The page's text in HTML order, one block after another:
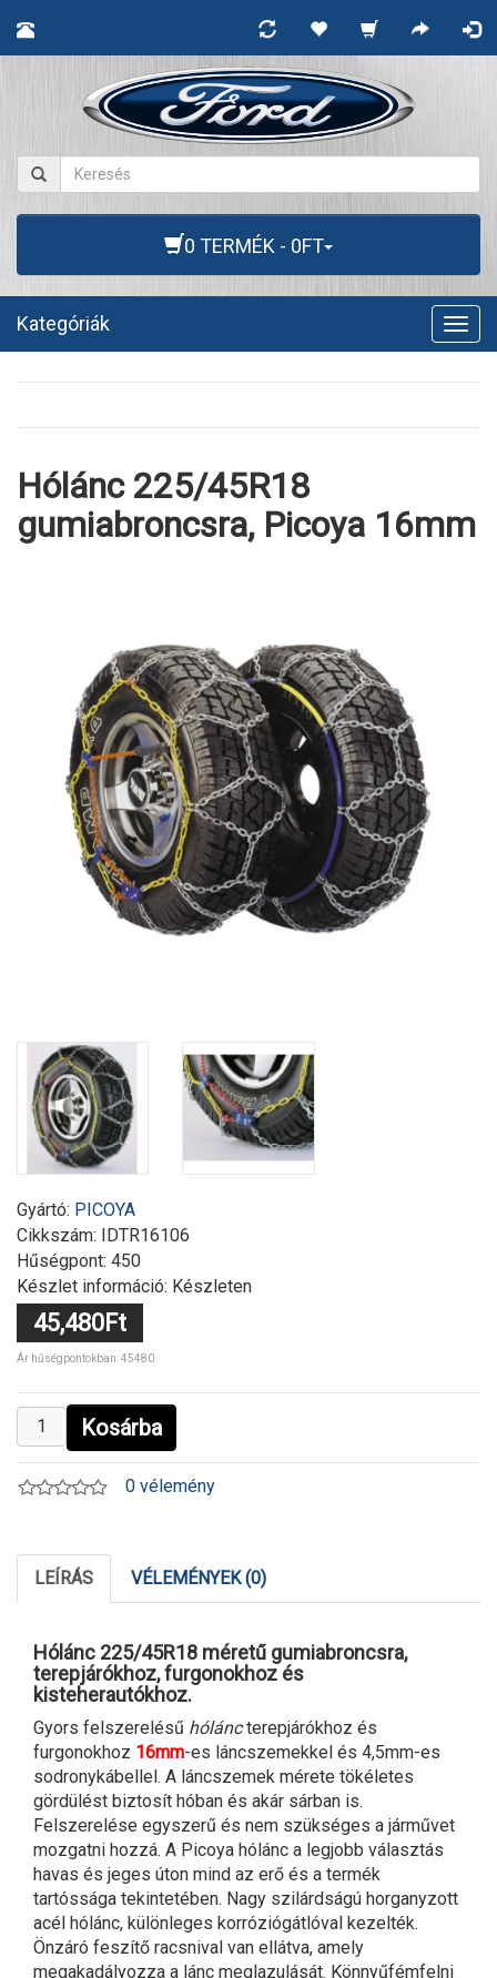
0 TERMÉK - 0FT
Kategóriák
Hólánc 225/45R18
gumiabroncsra, Picoya 16mm
Gyártó: PICOYA
Cikkszám: IDTR16106
Hűségpont: 450
Készlet információ: Készleten
45,480Ft
Ár hűségpontokban: 45480
Kosárba
0 vélemény
LEÍRÁS VÉLEMÉNYEK (0)
Hólánc 225/45R18 méretű gumiabroncsra,
terepjárókhoz, furgonokhoz és
kisteherautókhoz.
Gyors felszerelésű hóláncterepjárókhoz és
furgonokhoz 16mm-es láncszemekkel és 4,5mm-es
sodronykábellel. A láncszemek mérete tökéletes
gördülést biztosít hóban és akár sárban is.
Felszerelése egyszerű és nem szükséges a járművet
mozgatni hozzá. A Picoya hólánc a legjobb választás
havas és jeges úton mind az erő és a termék
tartóssága tekintetében. Nagy szilárdságú horganyzott
acél hólánc, különleges korróziógátlóval kezelték.
Önzáró feszítő racsnival van ellátva, amely
megakadályozza a lánc meglazulását. Könnyűfémfelni